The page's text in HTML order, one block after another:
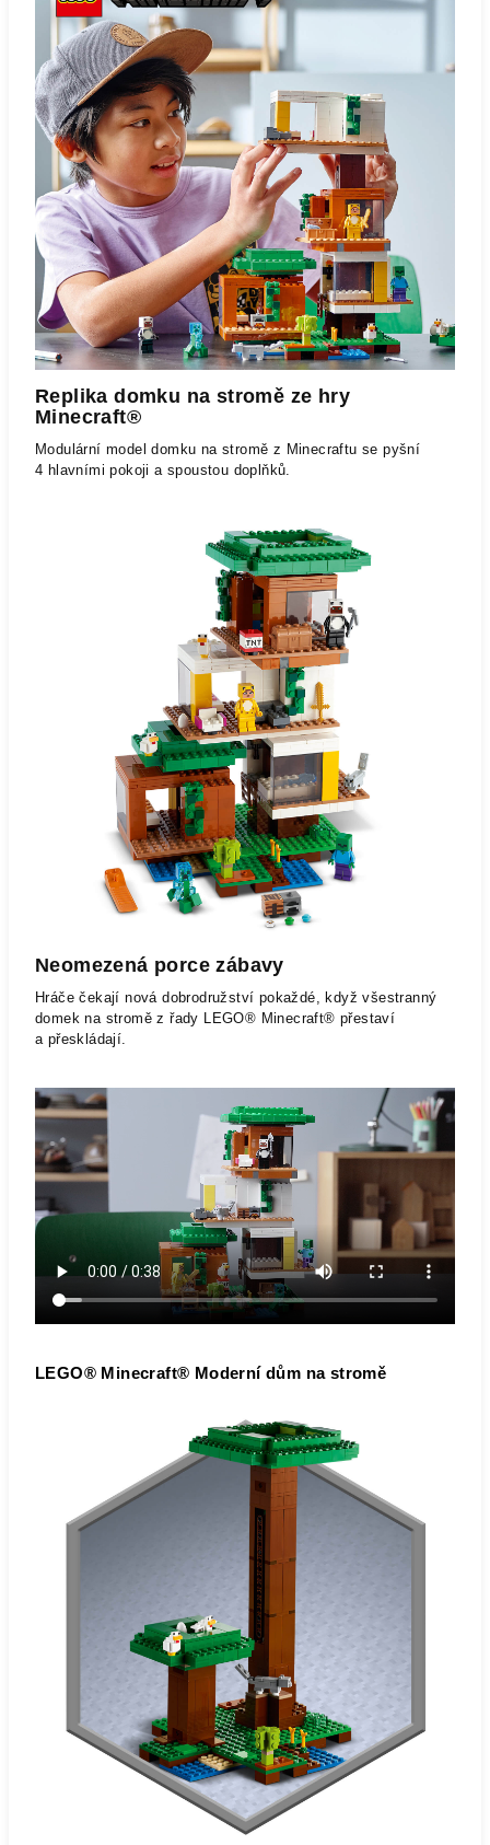
Replika domku na stromě ze hry
Minecraft®
Modulární model domku na stromě z Minecraftu se pyšní
4 hlavními pokoji a spoustou doplňků.
Neomezená porce zábavy
Hráče čekají nová dobrodružství pokaždé, když všestranný
domek na stromě z řady LEGO® Minecraft® přestaví
a přeskládají.
LEGO® Minecraft® Moderní dům na stromě